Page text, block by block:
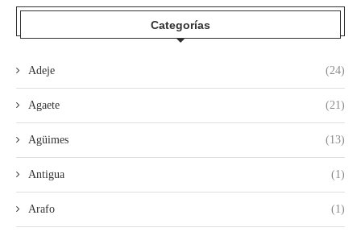
Categorías
Adeje (24)
Agaete (21)
Agüimes (13)
Antigua (1)
Arafo (1)